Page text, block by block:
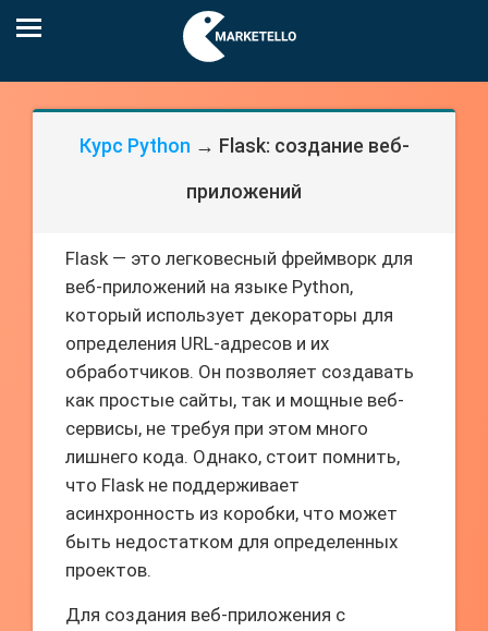
Курс Python → Flask: создание веб-
приложений
Flask — это легковесный фреймворк для
веб-приложений на языке Python,
который использует декораторы для
определения URL-адресов и их
обработчиков. Он позволяет создавать
как простые сайты, так и мощные веб-
сервисы, не требуя при этом много
лишнего кода. Однако, стоит помнить,
что Flask не поддерживает
асинхронность из коробки, что может
быть недостатком для определенных
проектов.
Для создания веб-приложения с